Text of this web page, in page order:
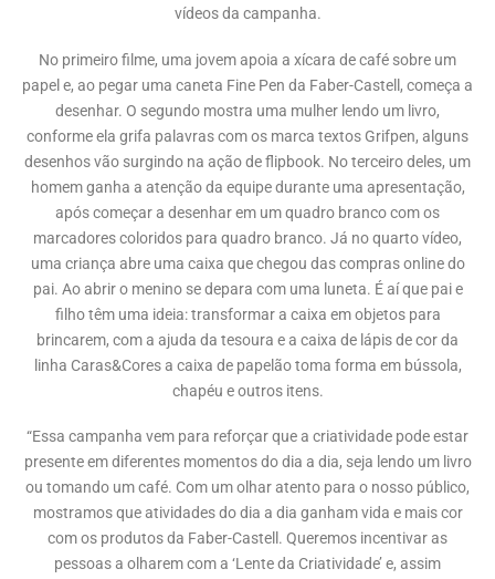
vídeos da campanha.
No primeiro filme, uma jovem apoia a xícara de café sobre um
papel e, ao pegar uma caneta Fine Pen da Faber-Castell, começa a
desenhar. O segundo mostra uma mulher lendo um livro,
conforme ela grifa palavras com os marca textos Grifpen, alguns
desenhos vão surgindo na ação de flipbook. No terceiro deles, um
homem ganha a atenção da equipe durante uma apresentação,
após começar a desenhar em um quadro branco com os
marcadores coloridos para quadro branco. Já no quarto vídeo,
uma criança abre uma caixa que chegou das compras online do
pai. Ao abrir o menino se depara com uma luneta. É aí que pai e
filho têm uma ideia: transformar a caixa em objetos para
brincarem, com a ajuda da tesoura e a caixa de lápis de cor da
linha Caras&Cores a caixa de papelão toma forma em bússola,
chapéu e outros itens.
“Essa campanha vem para reforçar que a criatividade pode estar
presente em diferentes momentos do dia a dia, seja lendo um livro
ou tomando um café. Com um olhar atento para o nosso público,
mostramos que atividades do dia a dia ganham vida e mais cor
com os produtos da Faber-Castell. Queremos incentivar as
pessoas a olharem com a ‘Lente da Criatividade’ e, assim